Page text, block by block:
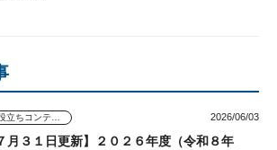
お役立ちコンテンツ 2026/06/03
月３１日更新】２０２６年度（令和８年